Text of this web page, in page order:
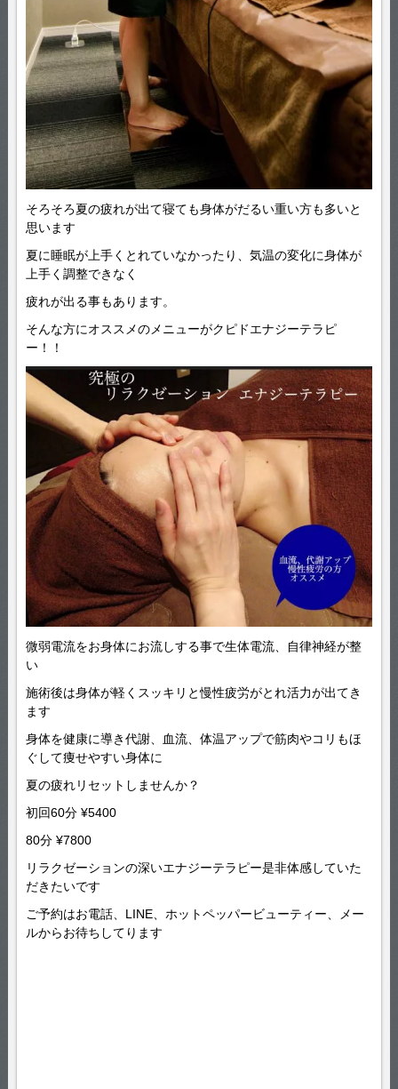
そろそろ夏の疲れが出て寝ても身体がだるい重い方も多いと
思います
夏に睡眠が上手くとれていなかったり、気温の変化に身体が
上手く調整できなく
疲れが出る事もあります。
そんな方にオススメのメニューがクピドエナジーテラピ
ー！！
微弱電流をお身体にお流しする事で生体電流、自律神経が整
い
施術後は身体が軽くスッキリと慢性疲労がとれ活力が出てき
ます
身体を健康に導き代謝、血流、体温アップで筋肉やコリもほ
ぐして痩せやすい身体に
夏の疲れリセットしませんか？
初回60分 ¥5400
80分 ¥7800
リラクゼーションの深いエナジーテラピー是非体感していた
だきたいです
ご予約はお電話、LINE、ホットペッパービューティー、メー
ルからお待ちしてります